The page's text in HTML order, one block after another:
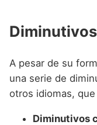
A pesar de su
una serie de
otros idiomas,
Diminutivos